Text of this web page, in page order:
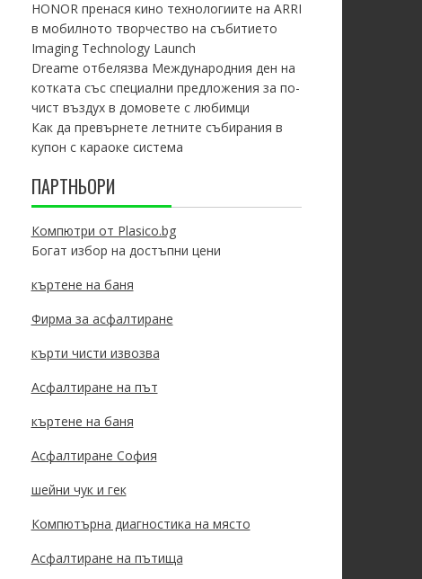
HONOR пренася кино технологиите на ARRI
в мобилното творчество на събитието
Imaging Technology Launch
Dreame отбелязва Международния ден на
котката със специални предложения за по-
чист въздух в домовете с любимци
Как да превърнете летните събирания в
купон с караоке система
ПАРТНЬОРИ
Компютри от Plasico.bg
Богат избор на достъпни цени
къртене на баня
Фирма за асфалтиране
кърти чисти извозва
Асфалтиране на път
къртене на баня
Асфалтиране София
шейни чук и гек
Компютърна диагностика на място
Асфалтиране на пътища